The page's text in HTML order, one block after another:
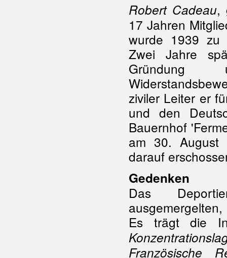
Robert Cadeau,
17 Jahren
wurde 1939 zu
Zwei Jahre
Gründung
ziviler Leiter er
und den
Bauernhof
am 30. August
darauf
Gedenken
Das
Es trägt die
Französische